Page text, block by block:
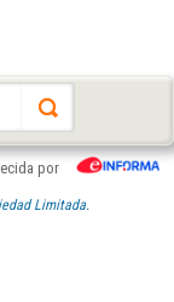
por
Limitada.